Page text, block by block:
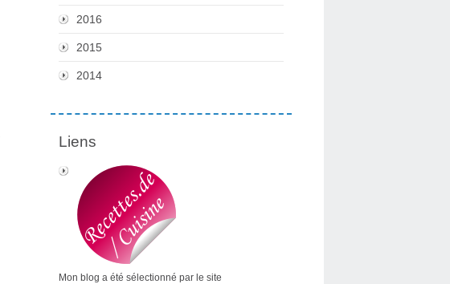
2016
2015
2014
Liens
Mon blog a été sélectionné par le site